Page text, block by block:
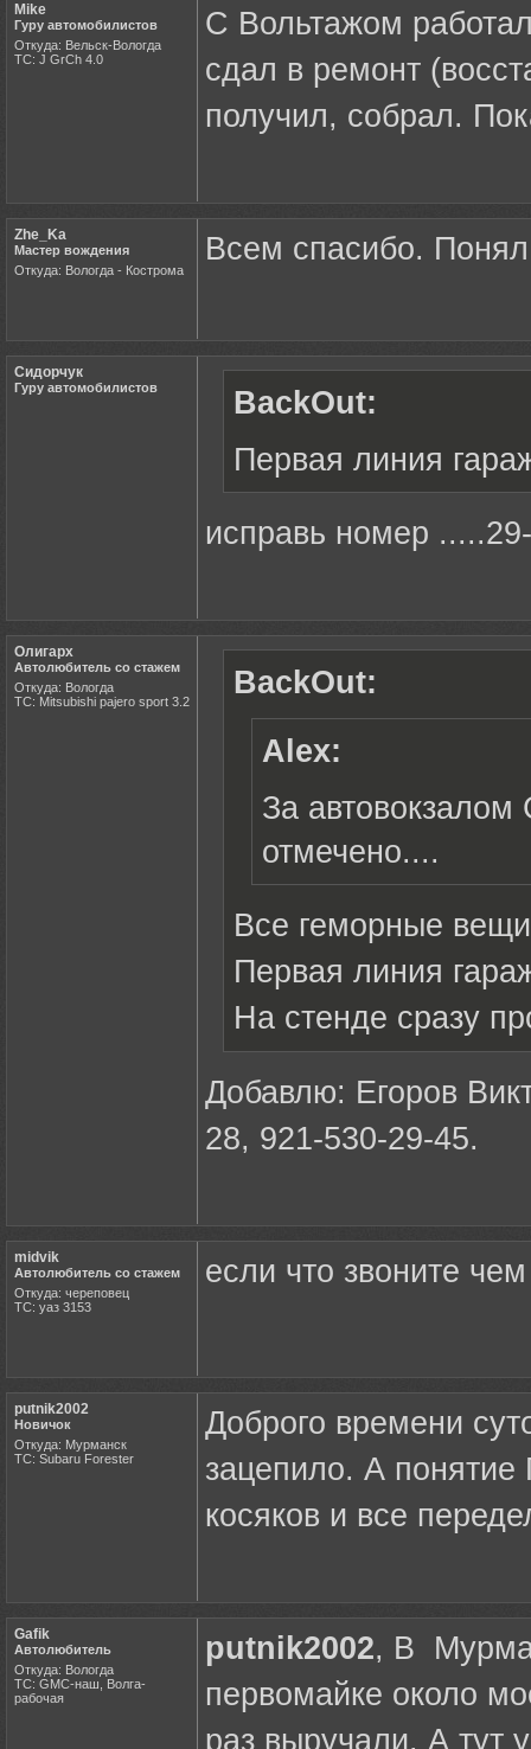
Mike
Гуру автомобилистов
Откуда: Вельск-Вологда
ТС: J GrCh 4.0
С Вольтажом
сдал в ремонт
получил, собрал.
Zhe_Ka
Мастер вождения
Откуда: Вологда - Кострома
Всем спасибо. Понял
Сидорчук
Гуру автомобилистов
BackOut:
Первая линия
исправь номер
Олигарх
Автолюбитель со стажем
Откуда: Вологда
ТС: Mitsubishi pajero sport 3.2
BackOut:
Alex:
За автовокзалом
отмечено....
Все геморные
Первая линия
На стенде сразу
Добавлю: Егоров
28, 921-530-29-45.
midvik
Автолюбитель со стажем
Откуда: череповец
ТС: уаз 3153
если что звоните
putnik2002
Новичок
Откуда: Мурманск
ТС: Subaru Forester
Доброго времени
зацепило. А
косяков и все
Gafik
Автолюбитель
Откуда: Вологда
ТС: GMC-наш, Волга-
рабочая
putnik2002, В
первомайке около
раз выручали. А тут